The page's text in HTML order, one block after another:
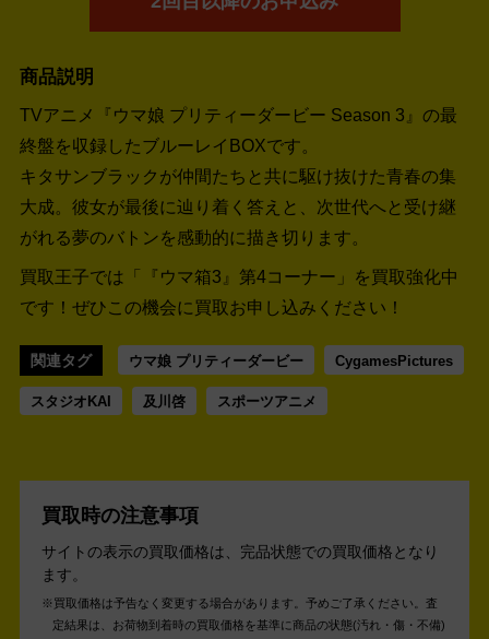
商品説明
TVアニメ『ウマ娘 プリティーダービー Season 3』の最
終盤を収録したブルーレイBOXです。
キタサンブラックが仲間たちと共に駆け抜けた青春の集
大成。彼女が最後に辿り着く答えと、次世代へと受け継
がれる夢のバトンを感動的に描き切ります。
買取王子では「『ウマ箱3』第4コーナー」を買取強化中
です！ ぜひこの機会に買取お申し込みください！
関連タグ ウマ娘 プリティーダービー CygamesPictures
スタジオKAI 及川啓 スポーツアニメ
買取時の注意事項
サイトの表示の買取価格は、完品状態での買取価格となり
ます。
買取価格は予告なく変更する場合があります。予めご了承ください。 査
定結果は、お荷物到着時の買取価格を基準に商品の状態(汚れ・傷・不備)